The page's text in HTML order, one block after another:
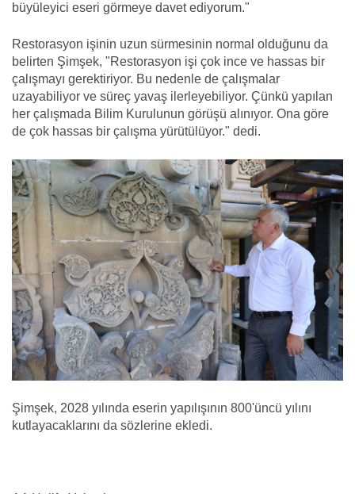
büyüleyici eseri görmeye davet ediyorum."
Restorasyon işinin uzun sürmesinin normal olduğunu da
belirten Şimşek, "Restorasyon işi çok ince ve hassas bir
çalışmayı gerektiriyor. Bu nedenle de çalışmalar
uzayabiliyor ve süreç yavaş ilerleyebiliyor. Çünkü yapılan
her çalışmada Bilim Kurulunun görüşü alınıyor. Ona göre
de çok hassas bir çalışma yürütülüyor." dedi.
Şimşek, 2028 yılında eserin yapılışının 800'üncü yılını
kutlayacaklarını da sözlerine ekledi.